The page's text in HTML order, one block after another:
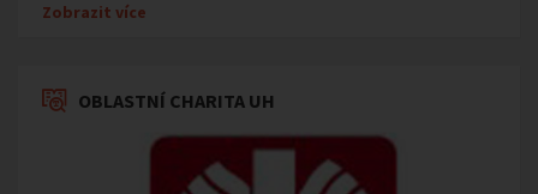
Zobrazit více
OBLASTNÍ CHARITA UH